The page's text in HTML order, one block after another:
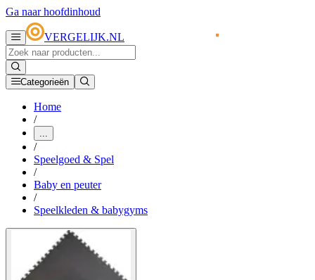
Ga naar hoofdinhoud
VERGELIJK.NL
Categorieën
Home
/
...
/
Speelgoed & Spel
/
Baby en peuter
/
Speelkleden & babygyms